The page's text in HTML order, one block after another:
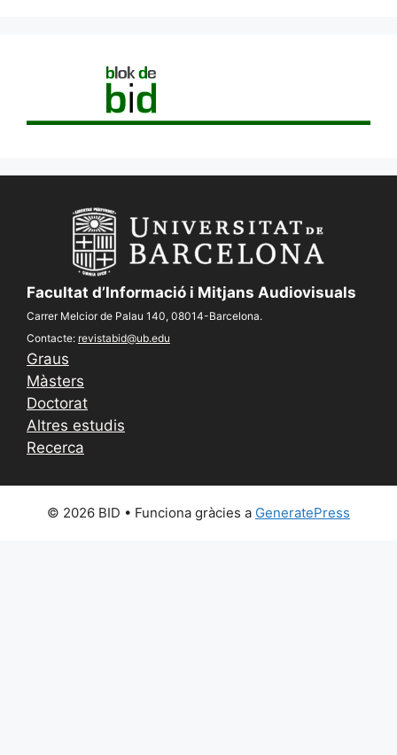
Facultat d’Informació i Mitjans Audiovisuals
Carrer Melcior de Palau 140, 08014-Barcelona.
Contacte: revistabid@ub.edu
Graus
Màsters
Doctorat
Altres estudis
Recerca
© 2026 BID • Funciona gràcies a GeneratePress